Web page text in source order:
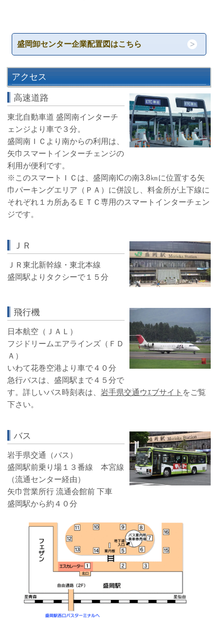
盛岡卸センター企業配置図はこちら
アクセス
高速道路
東北自動車道 盛岡南インターチ
ェンジより車で３分。
盛岡南ＩＣより南からの利用は、
矢巾スマートインターチェンジの
利用が便利です。
※このスマートＩＣは、 盛岡南ICの南3.8㎞に位置する矢
巾パーキングエリア（ＰＡ）に併設し、料金所が上下線に
それぞれ１カ所あるＥＴＣ専用のスマートインターチェン
ジです。
ＪＲ
ＪＲ東北新幹線・東北本線
盛岡駅よりタクシーで１５分
飛行機
日本航空（ＪＡＬ）
フジドリームエアラインズ（ＦＤ
Ａ）
いわて花巻空港より車で４０分
急行バスは、盛岡駅まで４５分で
す。詳しいバス時刻表は、 岩手県交通ウｴブサイト をご覧
下さい。
バス
岩手県交通（バス）
盛岡駅前乗り場１３番線 本宮線
（流通センター経由）
矢巾営業所行 流通会館前 下車
盛岡駅から約４０分